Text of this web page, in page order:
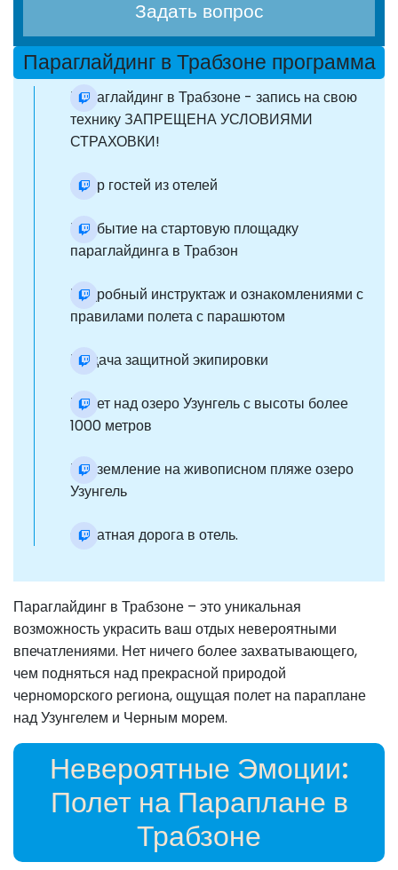
Задать вопрос
Параглайдинг в Трабзоне программа
Параглайдинг в Трабзоне - запись на свою
технику ЗАПРЕЩЕНА УСЛОВИЯМИ
СТРАХОВКИ!
Сбор гостей из отелей
Прибытие на стартовую площадку
параглайдинга в Трабзон
Подробный инструктаж и ознакомлениями с
правилами полета с парашютом
Выдача защитной экипировки
Полет над озеро Узунгель с высоты более
1000 метров
Приземление на живописном пляже озеро
Узунгель
Обратная дорога в отель.
Параглайдинг в Трабзоне – это уникальная
возможность украсить ваш отдых невероятными
впечатлениями. Нет ничего более захватывающего,
чем подняться над прекрасной природой
черноморского региона, ощущая полет на параплане
над Узунгелем и Черным морем.
Невероятные Эмоции:
Полет на Параплане в
Трабзоне